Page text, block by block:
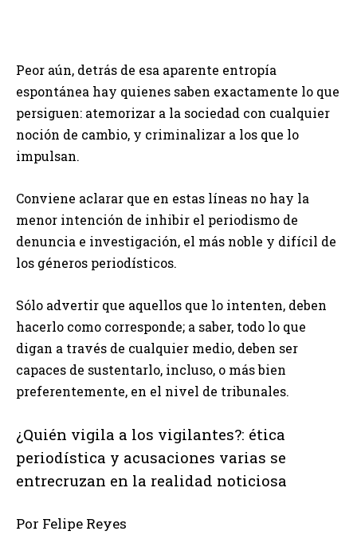
Peor aún, detrás de esa aparente entropía
espontánea hay quienes saben exactamente lo que
persiguen: atemorizar a la sociedad con cualquier
noción de cambio, y criminalizar a los que lo
impulsan.
Conviene aclarar que en estas líneas no hay la
menor intención de inhibir el periodismo de
denuncia e investigación, el más noble y difícil de
los géneros periodísticos.
Sólo advertir que aquellos que lo intenten, deben
hacerlo como corresponde; a saber, todo lo que
digan a través de cualquier medio, deben ser
capaces de sustentarlo, incluso, o más bien
preferentemente, en el nivel de tribunales.
¿Quién vigila a los vigilantes?: ética
periodística y acusaciones varias se
entrecruzan en la realidad noticiosa
Por Felipe Reyes